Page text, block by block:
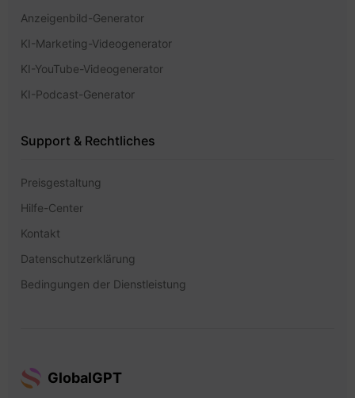
Anzeigenbild-Generator
KI-Marketing-Videogenerator
KI-YouTube-Videogenerator
KI-Podcast-Generator
Support & Rechtliches
Preisgestaltung
Hilfe-Center
Kontakt
Datenschutzerklärung
Bedingungen der Dienstleistung
GlobalGPT